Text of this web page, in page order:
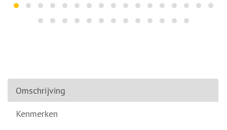
Omschrijving
Kenmerken